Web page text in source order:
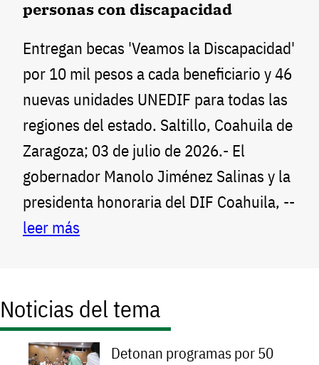
personas con discapacidad
Entregan becas 'Veamos la Discapacidad'
por 10 mil pesos a cada beneficiario y 46
nuevas unidades UNEDIF para todas las
regiones del estado. Saltillo, Coahuila de
Zaragoza; 03 de julio de 2026.- El
gobernador Manolo Jiménez Salinas y la
presidenta honoraria del DIF Coahuila, --
leer más
Noticias del tema
Detonan programas por 50